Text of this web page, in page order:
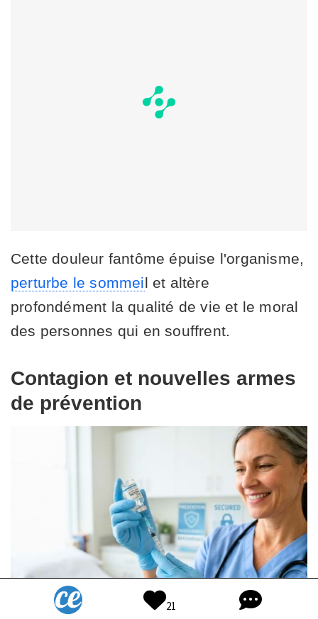
Cette douleur fantôme épuise l'organisme,
perturbe le sommeil et altère
profondément la qualité de vie et le moral
des personnes qui en souffrent.
Contagion et nouvelles armes
de prévention
21